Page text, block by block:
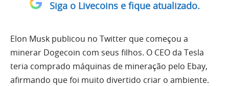
Siga o Livecoins e fique atualizado.
Elon Musk publicou no Twitter que começou a
minerar Dogecoin com seus filhos. O CEO da Tesla
teria comprado máquinas de mineração pelo Ebay,
afirmando que foi muito divertido criar o ambiente.